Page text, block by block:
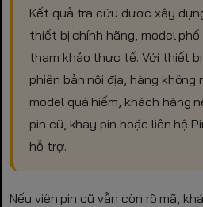
Kết quả tra cứu được xây
thiết bị chính hãng, model
tham khảo thực tế. Với thiết bị
phiên bản nội địa, hàng không
model quá hiếm, khách hàng
pin cũ, khay pin hoặc liên hệ
hỗ trợ.
Nếu viên pin cũ vẫn còn rõ mã,